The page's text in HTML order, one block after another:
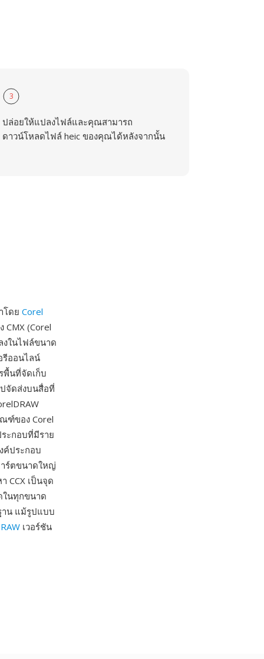
3
ปล่อยให้แปลงไฟล์และคุณสามารถ
ดาวน์โหลดไฟล์ heic ของคุณได้หลังจากนั้น
โดย Corel
(Corel
งในไฟล์ขนาด
รีออนไลน์
พื้นที่จัดเก็บ
จัดส่งบนสื่อที่
ฑ์ของ Corel
ะกอบที่มีราย
ค์ประกอบ
ร์ตขนาดใหญ่
CCX เป็นจุด
ในทุกขนาด
าน แม้รูปแบบ
เวอร์ชัน